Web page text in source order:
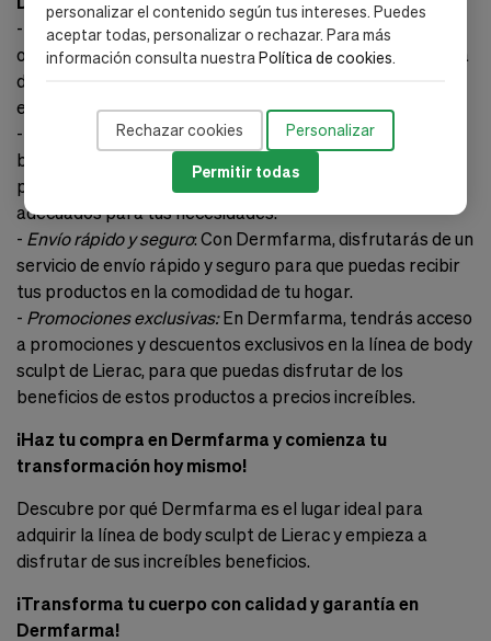
personalizar el contenido según tus intereses. Puedes
aceptar todas, personalizar o rechazar. Para más
información consulta nuestraPolítica de cookies.
Rechazar cookies Personalizar
Permitir todas
-
Exclusividad en Dermfarma: En Dermfarma, te
ofrecemos la oportunidad de encontrar la línea completa
de body sculpt de Lierac, con productos que no
encontrarás en otros lugares.
-
Asesoramiento especializado
: Nuestros expertos en
belleza y cuidado de la piel te brindarán asesoramiento
personalizado para ayudarte a elegir los productos
adecuados para tus necesidades.
- Envío rápido y seguro: Con Dermfarma, disfrutarás de un
servicio de envío rápido y seguro para que puedas recibir
tus productos en la comodidad de tu hogar.
- Promociones exclusivas:En Dermfarma, tendrás acceso
a promociones y descuentos exclusivos en la línea de body
sculpt de Lierac, para que puedas disfrutar de los
beneficios de estos productos a precios increíbles.
¡Haz tu compra en Dermfarma y comienza tu
transformación hoy mismo!
Descubre por qué Dermfarma es el lugar ideal para
adquirir la línea de body sculpt de Lierac y empieza a
disfrutar de sus increíbles beneficios.
¡Transforma tu cuerpo con calidad y garantía en
Dermfarma!